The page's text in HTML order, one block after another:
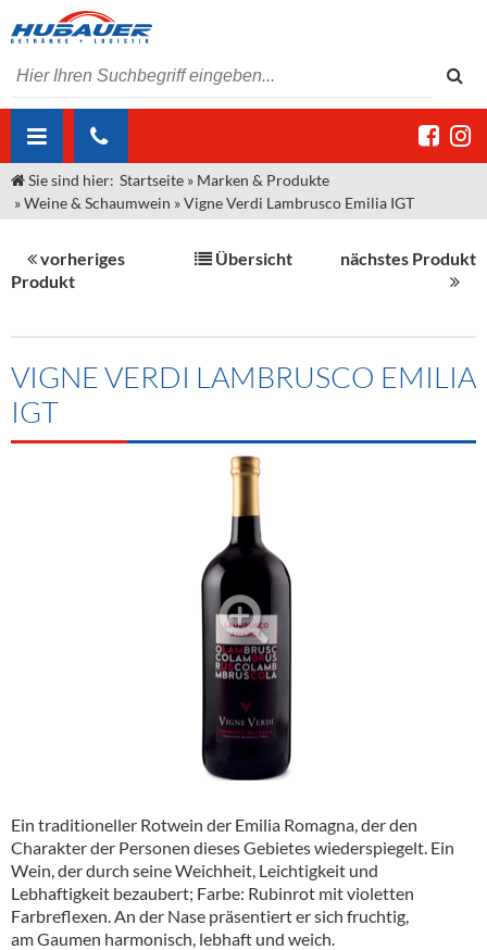
ÜBER UNS
Unser Liefergebiet
Kontakt
Angebote Gastronomie & Großhandel
Neuigkeiten
Termine
MARKEN & PRODUKTE
Sirup
Spirituosen
Hygieneartikel & Desinfektion
Kommisionskauf & Lieferbedingungen
Fremddienstleistungen
Sie sind hier: Startseite » Marken & Produkte
»Weine & Schaumwein »Vigne Verdi Lambrusco Emilia IGT
vorheriges
Produkt
Übersicht nächstes Produkt
VIGNE VERDI LAMBRUSCO EMILIA
IGT
Ein traditioneller Rotwein der Emilia Romagna, der den
Charakter der Personen dieses Gebietes wiederspiegelt. Ein
Wein, der durch seine Weichheit, Leichtigkeit und
Lebhaftigkeit bezaubert; Farbe: Rubinrot mit violetten
Farbreflexen. An der Nase präsentiert er sich fruchtig,
am Gaumen harmonisch, lebhaft und weich.